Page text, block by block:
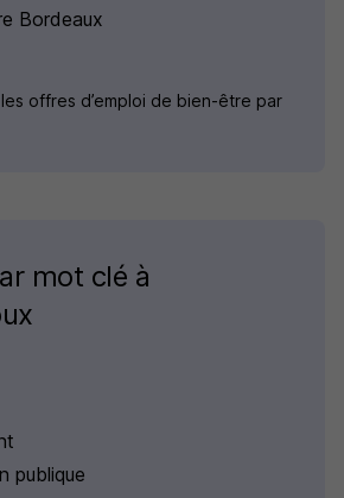
Bordeaux
offres d’emploi de bien-être par
mot clé à
publique